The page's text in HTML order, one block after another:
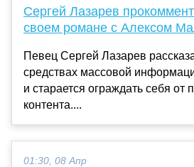
Сергей Лазарев
своем романе с Алексом
Певец Сергей Лазарев
средствах массовой
и старается ограждать себя от
контента....
01:30, 08 Апр